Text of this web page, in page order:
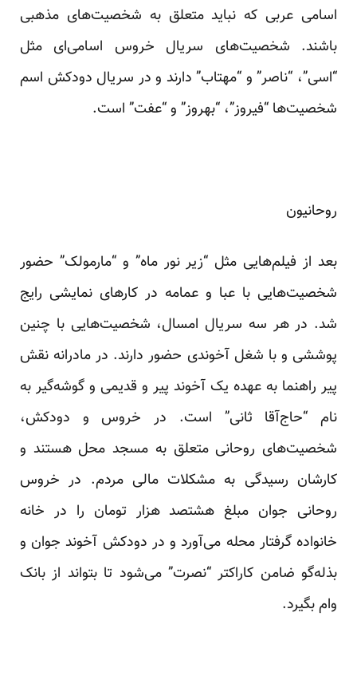
اسامی عربی که نباید متعلق به شخصیت‌های مذهبی
باشند. شخصیت‌های سریال خروس اسامی‌ای مثل
“اسی”، “ناصر” و “مهتاب” دارند و در سریال دودکش اسم
شخصیت‌ها “فیروز”، “بهروز” و “عفت” است.
روحانیون
بعد از فیلم‌هایی مثل “زیر نور ماه” و “مارمولک” حضور
شخصیت‌هایی با عبا و عمامه در کارهای نمایشی رایج
شد. در هر سه سریال امسال، شخصیت‌هایی با چنین
پوششی و با شغل آخوندی حضور دارند. در مادرانه نقش
پیر راهنما به عهده یک آخوند پیر و قدیمی و گوشه‌گیر به
نام “حاج‌آقا ثانی” است. در خروس و دودکش،
شخصیت‌های روحانی متعلق به مسجد محل هستند و
کارشان رسیدگی به مشکلات مالی مردم. در خروس
روحانی جوان مبلغ هشتصد هزار تومان را در خانه
خانواده گرفتار محله می‌آورد و در دودکش آخوند جوان و
بذله‌گو ضامن کاراکتر “نصرت” می‌شود تا بتواند از بانک
وام بگیرد.